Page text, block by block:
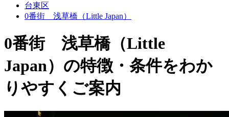
台東区
0番街 浅草橋（Little Japan）
0番街 浅草橋（Little
Japan）の特徴・条件をわか
りやすくご案内